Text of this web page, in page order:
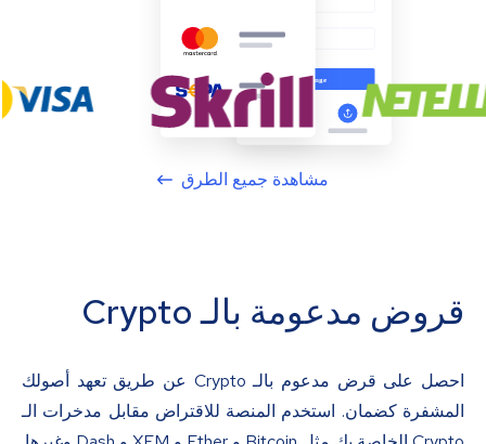
مشاهدة جميع الطرق
قروض مدعومة بالـ Crypto
احصل على قرض مدعوم بالـ Crypto عن طريق تعهد أصولك
المشفرة كضمان. استخدم المنصة للاقتراض مقابل مدخرات الـ